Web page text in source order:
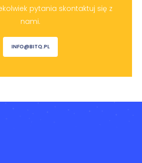
pytania skontaktuj się z
nami.
INFO@BITQ.PL